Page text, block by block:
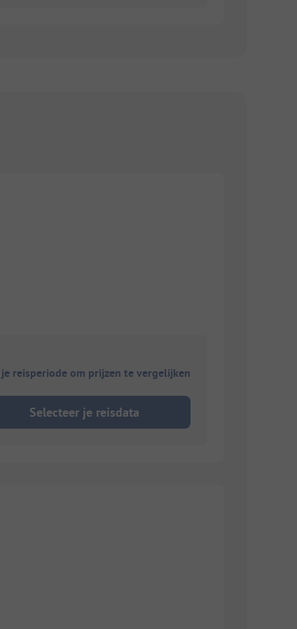
je reisperiode om prijzen te vergelijken
Selecteer je reisdata